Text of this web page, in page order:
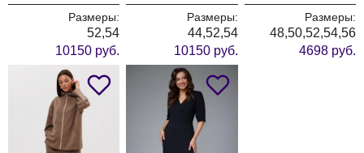
Размеры:
52,54
10150 руб.
Размеры:
44,52,54
10150 руб.
Размеры:
48,50,52,54,56
4698 руб.